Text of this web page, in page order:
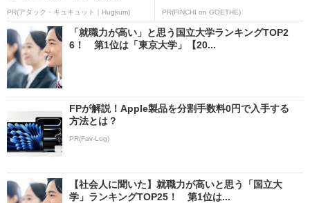
PR(アタック・キュキュット｜Hugkum) PR(FINCHI on GOETHE)
「就職力が高い」と思う国立大学ランキングTOP2
6！ 第1位は「東京大学」【20...
FPが解説！Apple製品を分割手数料0円で入手する
方法とは？
PR(Fav-Log)
【社会人に聞いた】就職力が高いと思う「国立大
学」ランキングTOP25！ 第1位は...